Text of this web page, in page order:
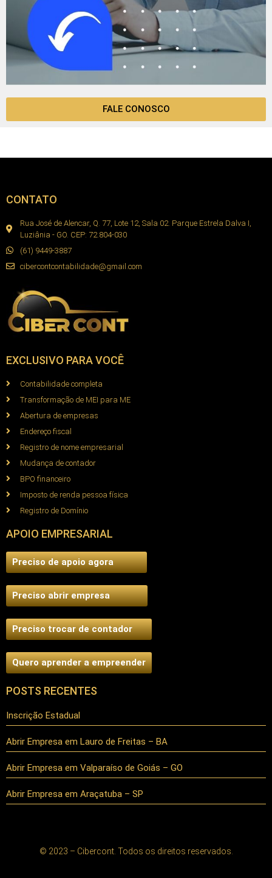
FALE CONOSCO
CONTATO
Rua José de Alencar, Q. 77, Lote 12, Sala 02. Parque Estrela Dalva I,
Luziânia - GO. CEP: 72.804-030
(61) 9449-3887
cibercontcontabilidade@gmail.com
EXCLUSIVO PARA VOCÊ
Contabilidade completa
Transformação de MEI para ME
Abertura de empresas
Endereço fiscal
Registro de nome empresarial
Mudança de contador
BPO financeiro
Imposto de renda pessoa física
Registro de Domínio
APOIO EMPRESARIAL
Preciso de apoio agora
Preciso abrir empresa
Preciso trocar de contador
Quero aprender a empreender
POSTS RECENTES
Inscrição Estadual
Abrir Empresa em Lauro de Freitas – BA
Abrir Empresa em Valparaíso de Goiás – GO
Abrir Empresa em Araçatuba – SP
© 2023 – Cibercont. Todos os direitos reservados.